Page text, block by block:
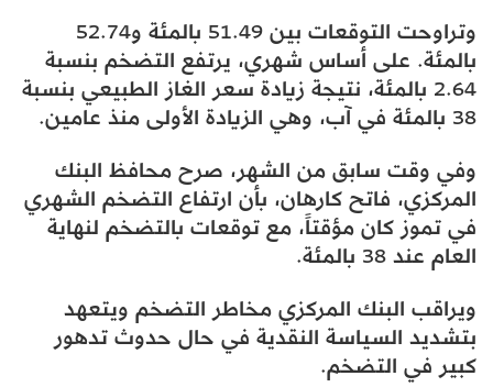
وتراوحت التوقعات بين 51.49 بالمئة و52.74
بالمئة. على أساس شهري، يرتفع التضخم بنسبة
2.64 بالمئة، نتيجة زيادة سعر الغاز الطبيعي بنسبة
38 بالمئة في آب، وهي الزيادة الأولى منذ عامين.
وفي وقت سابق من الشهر، صرح محافظ البنك
المركزي، فاتح كارهان، بأن ارتفاع التضخم الشهري
في تموز كان مؤقتاً، مع توقعات بالتضخم لنهاية
العام عند 38 بالمئة.
ويراقب البنك المركزي مخاطر التضخم ويتعهد
بتشديد السياسة النقدية في حال حدوث تدهور
كبير في التضخم.